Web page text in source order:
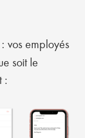
vos employés
soit le
: